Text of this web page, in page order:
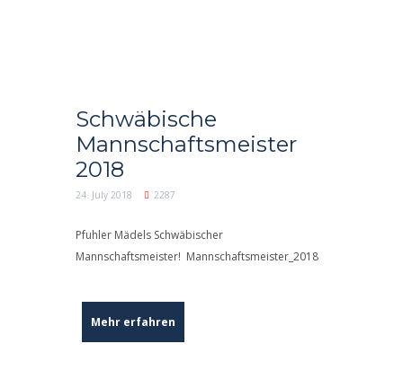
Schwäbische
Mannschaftsmeister
2018
24. July 2018 2287
Pfuhler Mädels Schwäbischer
Mannschaftsmeister! Mannschaftsmeister_2018
Mehr erfahren